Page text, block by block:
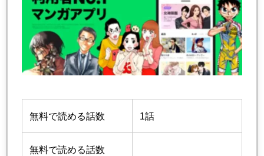
無料で読める話数 1話
無料で読める話数